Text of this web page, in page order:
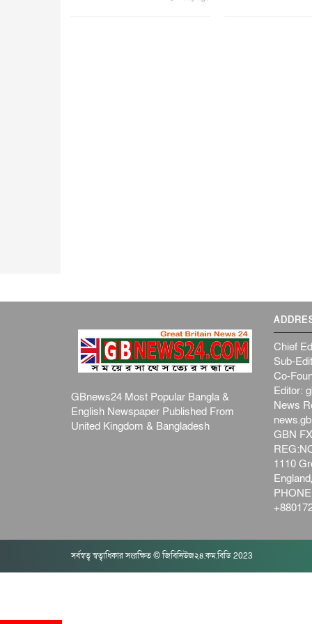
GBnews24 Most Popular Bangla &
English Newspaper Published From
United Kingdom & Bangladesh
Chief
Sub-
Co-
Editor:
News
GBN
1110
সর্বস্বত্ব স্বত্বাধিকার সংরক্ষিত © জিবিনিউজ২৪.কম.বিডি 2023